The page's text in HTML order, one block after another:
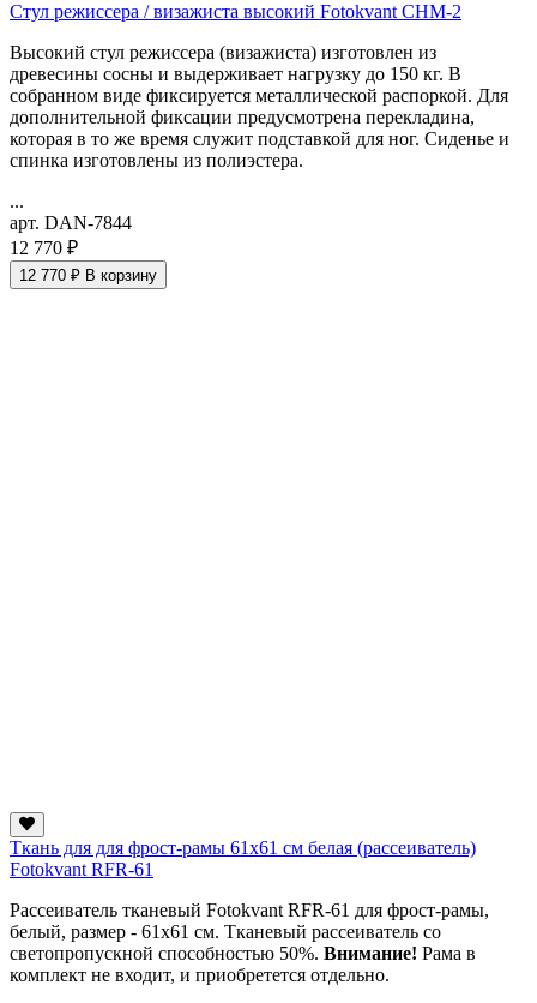
Стул режиссера / визажиста высокий Fotokvant CHM-2
Высокий стул режиссера (визажиста) изготовлен из
древесины сосны и выдерживает нагрузку до 150 кг. В
собранном виде фиксируется металлической распоркой. Для
дополнительной фиксации предусмотрена перекладина,
которая в то же время служит подставкой для ног. Сиденье и
спинка изготовлены из полиэстера.
...
арт. DAN-7844
12 770 ₽
12 770 ₽ В корзину
Ткань для для фрост-рамы 61х61 см белая (рассеиватель)
Fotokvant RFR-61
Рассеиватель тканевый Fotokvant RFR-61 для фрост-рамы,
белый, размер - 61х61 см. Тканевый рассеиватель со
светопропускной способностью 50%. Внимание! Рама в
комплект не входит, и приобретется отдельно.